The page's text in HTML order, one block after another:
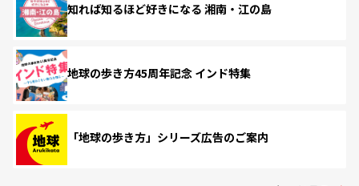
知れば知るほど好きになる 湘南・江の島
地球の歩き方45周年記念 インド特集
「地球の歩き方」シリーズ広告のご案内